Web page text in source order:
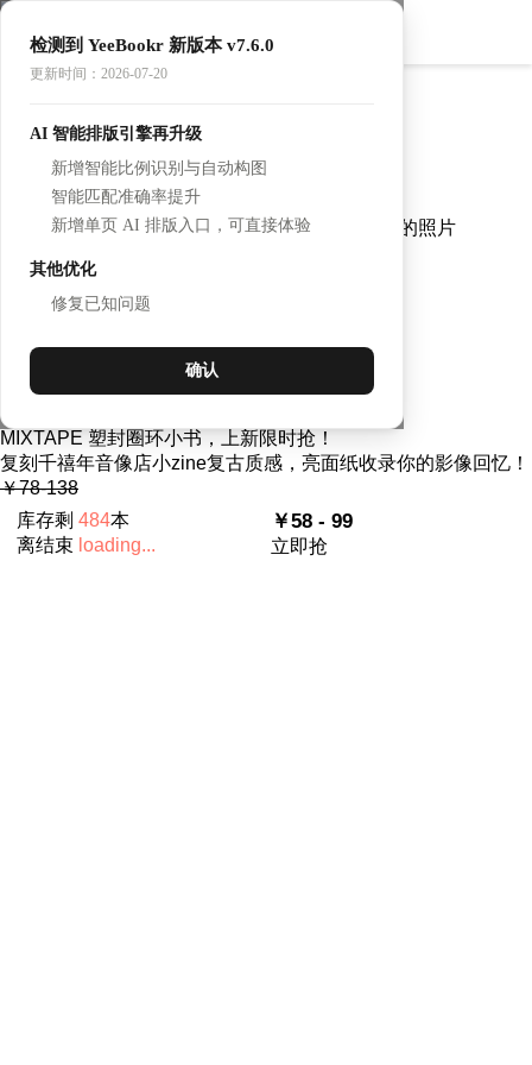
检测到 YeeBookr 新版本 v7.6.0
更新时间：2026-07-20
AI 智能排版引擎再升级
新增智能比例识别与自动构图
智能匹配准确率提升
新增单页 AI 排版入口，可直接体验
其他优化
修复已知问题
确认
上新特惠！限量200本！
MIXTAPE-Hard Case(硬壳封面）
170×120（mm）
硬壳小ZINE ，搭配亮色圈环，新品上新！
还原老式杂志亮面印刷，整本收纳所有舍不得删的照片
离结束 loading...
MIXTAPE-Soft Case (塑封封面）
MIXTAPE 塑封圈环小书，上新限时抢！
复刻千禧年音像店小zine复古质感，亮面纸收录你的影像回忆！
￥78-138
库存剩 484本
离结束 loading...
￥58 - 99
立即抢